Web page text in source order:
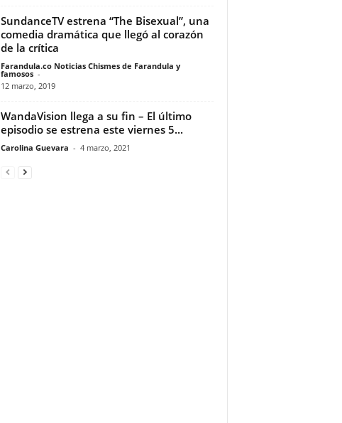
SundanceTV estrena “The Bisexual”, una
comedia dramática que llegó al corazón
de la crítica
Farandula.co Noticias Chismes de Farandula y
famosos -
12 marzo, 2019
WandaVision llega a su fin – El último
episodio se estrena este viernes 5...
Carolina Guevara - 4 marzo, 2021